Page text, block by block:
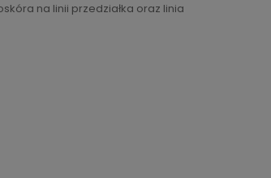
na linii przedziałka oraz linia